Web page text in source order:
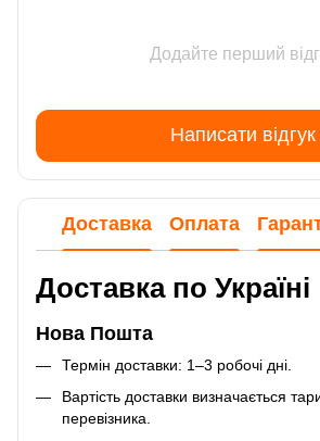
Додайте перший
Написати відгук
Доставка Оплата
Доставка по Україні
Нова Пошта
Термін доставки: 1–3 робочі дні.
Вартість доставки визначається
перевізника.